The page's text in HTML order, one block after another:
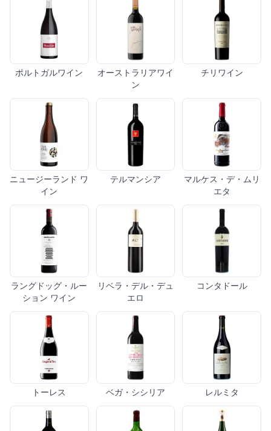
ポルトガルワイン
オーストラリアワイ
ン
チリワイン
ニュージーランド ワ
イン
テルマンシア
マルケス・デ・ムリ
エタ
ラングドッグ・ルー
ション ワイン
リベラ・デル・デュ
エロ
コンタドール
トーレス ベガ・シシリア レルミタ